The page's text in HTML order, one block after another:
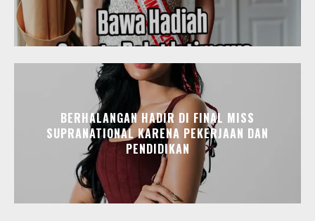
BERHALANGAN HADIR DI FINAL MISS
SUPRANATIONAL KARENA PEKERJAAN DAN
PENDIDIKAN